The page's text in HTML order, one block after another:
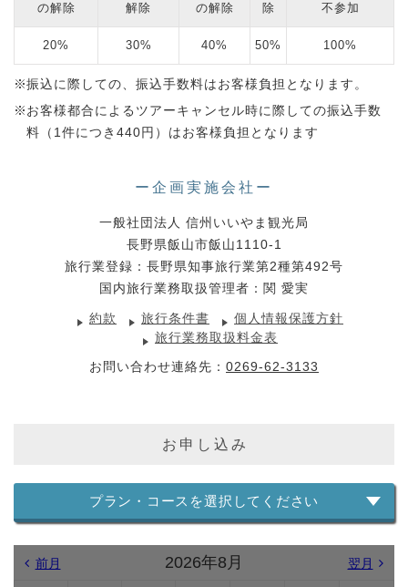
の解除
解除
の解除
除
不参加
20% 30% 40% 50% 100%
振込に際しての、振込手数料はお客様負担となります。
お客様都合によるツアーキャンセル時に際しての振込手数
料（1件につき440円）はお客様負担となります
ー企画実施会社ー
一般社団法人 信州いいやま観光局
長野県飯山市飯山1110-1
旅行業登録：長野県知事旅行業第2種第492号
国内旅行業務取扱管理者：関 愛実
約款 旅行条件書
個人情報保護方針
旅行業務取扱料金表
お問い合わせ連絡先： 0269-62-3133
お申し込み
プラン・コースを選択してください
前月 2026年8月 翌月